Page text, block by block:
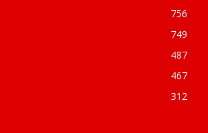
756
749
487
467
312